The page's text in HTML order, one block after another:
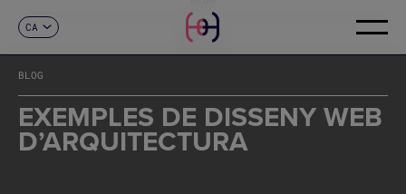
CA
FR
DE
IT
PT
CONTACTE
BLOG
EXEMPLES DE DISSENY WEB
D’ARQUITECTURA